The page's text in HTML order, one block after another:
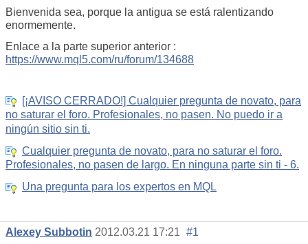
Bienvenida sea, porque la antigua se está ralentizando
enormemente.
Enlace a la parte superior anterior :
https://www.mql5.com/ru/forum/134688
[¡AVISO CERRADO!] Cualquier pregunta de novato, para
no saturar el foro. Profesionales, no pasen. No puedo ir a
ningún sitio sin ti.
Cualquier pregunta de novato, para no saturar el foro.
Profesionales, no pasen de largo. En ninguna parte sin ti - 6.
Una pregunta para los expertos en MQL
Alexey Subbotin 2012.03.21 17:21 #1